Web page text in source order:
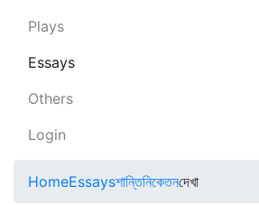
Plays
Essays
Others
Login
HomeEssaysশান্তিনিকেতনদেখা